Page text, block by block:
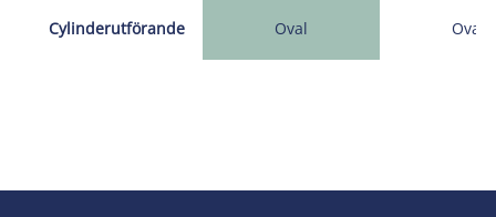
Cylinderutförande Oval Oval